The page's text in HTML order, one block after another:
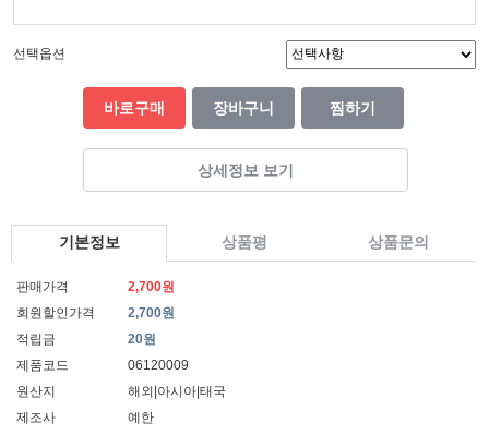
선택옵션
바로구매 장바구니 찜하기
상세정보 보기
기본정보 상품평 상품문의
판매가격
2,700원
회원할인가격
2,700원
적립금
20원
제품코드
06120009
원산지
해외|아시아|태국
제조사
예한